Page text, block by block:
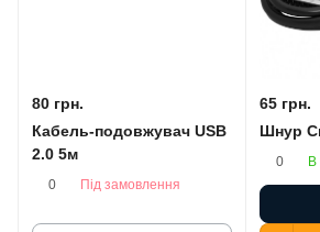
80 грн.
Кабель-подовжувач USB
2.0 5м
0 Під замовлення
65 грн.
Шнур
0 В